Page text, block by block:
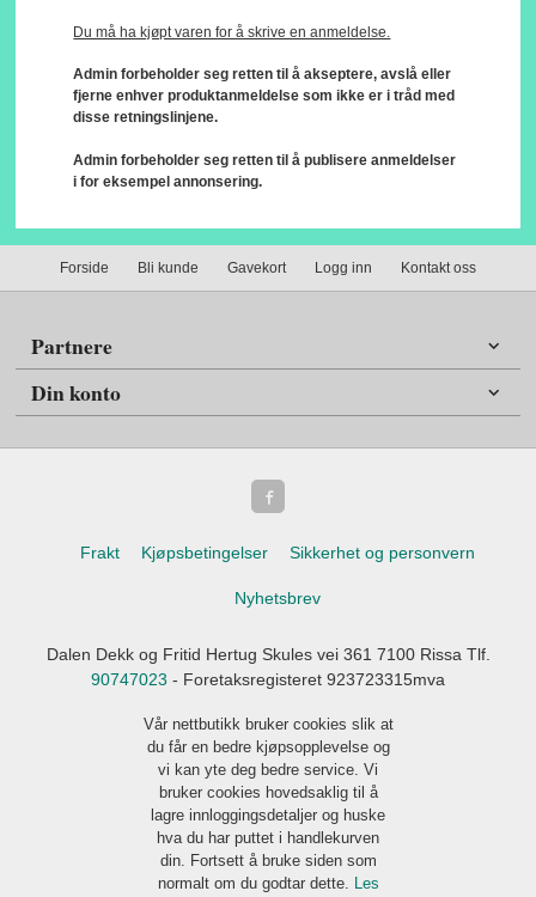
Du må ha kjøpt varen for å skrive en anmeldelse.
Admin forbeholder seg retten til å akseptere, avslå eller
fjerne enhver produktanmeldelse som ikke er i tråd med
disse retningslinjene.
Admin forbeholder seg retten til å publisere anmeldelser
i for eksempel annonsering.
Forside Bli kunde Gavekort Logg inn Kontakt oss
Partnere
Din konto
Frakt Kjøpsbetingelser Sikkerhet og personvern
Nyhetsbrev
Dalen Dekk og Fritid Hertug Skules vei 361 7100 Rissa Tlf.
90747023 - Foretaksregisteret 923723315mva
Vår nettbutikk bruker cookies slik at
du får en bedre kjøpsopplevelse og
vi kan yte deg bedre service. Vi
bruker cookies hovedsaklig til å
lagre innloggingsdetaljer og huske
hva du har puttet i handlekurven
din. Fortsett å bruke siden som
normalt om du godtar dette. Les